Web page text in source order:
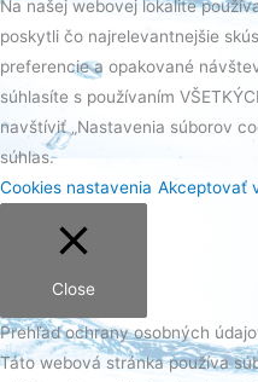
Na našej webovej lokalite
poskytli čo najrelevantnejšie
preferencie a opakované
súhlasíte s používaním
navštíviť „Nastavenia súborov
súhlas.
Cookies nastavenia Akceptovať
Close
Prehľad ochrany osobných
Táto webová stránka používa